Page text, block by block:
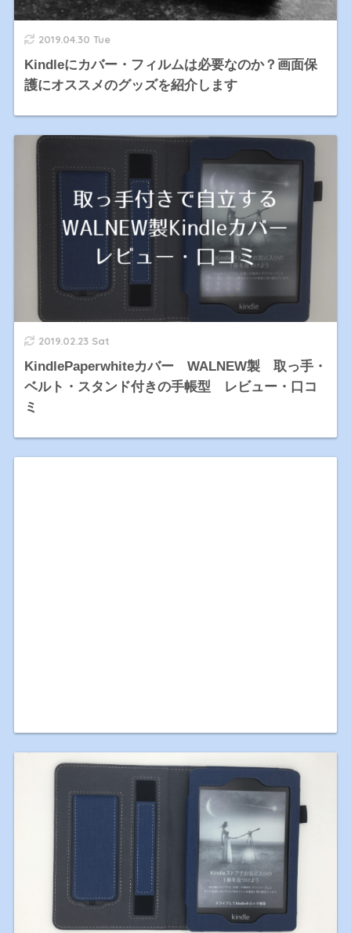
2019.04.30 Tue
Kindleにカバー・フィルムは必要なのか？画面保
護にオススメのグッズを紹介します
2019.02.23 Sat
KindlePaperwhiteカバー WALNEW製 取っ手・
ベルト・スタンド付きの手帳型 レビュー・口コ
ミ